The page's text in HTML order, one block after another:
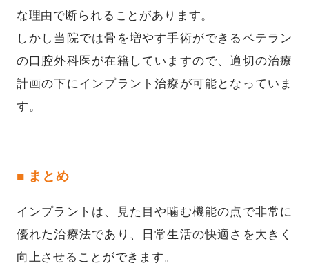
な理由で断られることがあります。
しかし当院では骨を増やす手術ができるベテラン
の口腔外科医が在籍していますので、適切の治療
計画の下にインプラント治療が可能となっていま
す。
■ まとめ
インプラントは、見た目や噛む機能の点で非常に
優れた治療法であり、日常生活の快適さを大きく
向上させることができます。